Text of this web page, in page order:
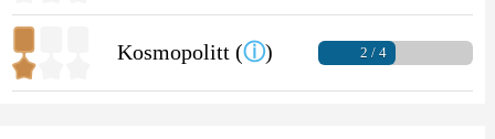
Kosmopolitt (ⓘ) 2 / 4